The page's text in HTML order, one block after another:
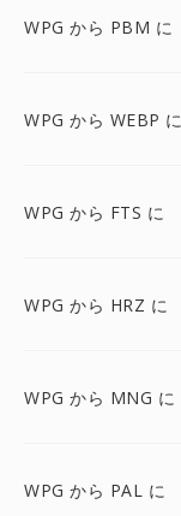
WPG から PBM に
WPG から WEBP に
WPG から FTS に
WPG から HRZ に
WPG から MNG に
WPG から PAL に